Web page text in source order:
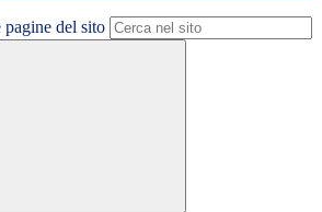
del sito